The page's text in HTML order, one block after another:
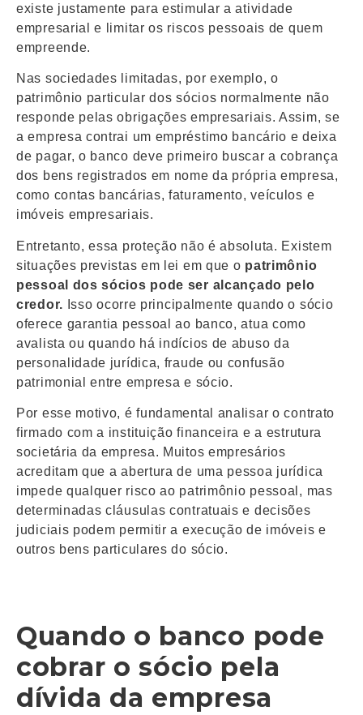
existe justamente para estimular a atividade
empresarial e limitar os riscos pessoais de quem
empreende.
Nas sociedades limitadas, por exemplo, o
patrimônio particular dos sócios normalmente não
responde pelas obrigações empresariais. Assim, se
a empresa contrai um empréstimo bancário e deixa
de pagar, o banco deve primeiro buscar a cobrança
dos bens registrados em nome da própria empresa,
como contas bancárias, faturamento, veículos e
imóveis empresariais.
Entretanto, essa proteção não é absoluta. Existem
situações previstas em lei em que o patrimônio
pessoal dos sócios pode ser alcançado pelo
credor. Isso ocorre principalmente quando o sócio
oferece garantia pessoal ao banco, atua como
avalista ou quando há indícios de abuso da
personalidade jurídica, fraude ou confusão
patrimonial entre empresa e sócio.
Por esse motivo, é fundamental analisar o contrato
firmado com a instituição financeira e a estrutura
societária da empresa. Muitos empresários
acreditam que a abertura de uma pessoa jurídica
impede qualquer risco ao patrimônio pessoal, mas
determinadas cláusulas contratuais e decisões
judiciais podem permitir a execução de imóveis e
outros bens particulares do sócio.
Quando o banco pode
cobrar o sócio pela
dívida da empresa